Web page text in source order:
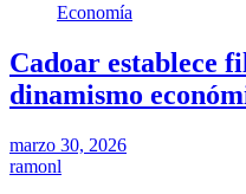
Economía
Cadoar establece
dinamismo
marzo 30, 2026
ramonl